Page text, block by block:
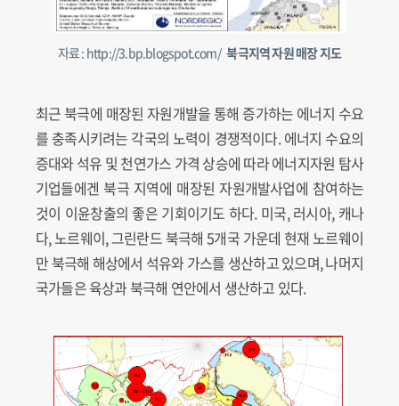
자료 : http://3.bp.blogspot.com/ 북극지역 자원 매장 지도
최근 북극에 매장된 자원개발을 통해 증가하는 에너지 수요
를 충족시키려는 각국의 노력이 경쟁적이다. 에너지 수요의
증대와 석유 및 천연가스 가격 상승에 따라 에너지자원 탐사
기업들에겐 북극 지역에 매장된 자원개발사업에 참여하는
것이 이윤창출의 좋은 기회이기도 하다. 미국, 러시아, 캐나
다, 노르웨이, 그린란드 북극해 5개국 가운데 현재 노르웨이
만 북극해 해상에서 석유와 가스를 생산하고 있으며, 나머지
국가들은 육상과 북극해 연안에서 생산하고 있다.